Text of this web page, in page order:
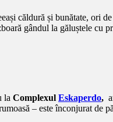
căldură și bunătate, ori
gândul la găluștele cu
la Complexul Eskaperdo,
– este înconjurat